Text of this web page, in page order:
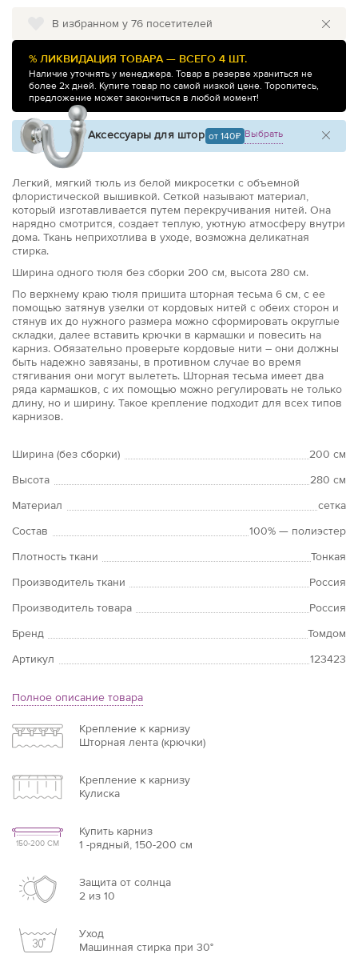
В избранном у 76 посетителей
% ЛИКВИДАЦИЯ ТОВАРА — ВСЕГО 4 ШТ.
Наличие уточнять у менеджера. Товар в резерве храниться не
более 2х дней. Купите товар по самой низкой цене. Торопитесь,
предложение может закончиться в любой момент!
Аксессуары для штор от 140 Выбрать
Легкий, мягкий тюль из белой микросетки с объемной
флористической вышивкой. Сеткой называют материал,
который изготавливается путем перекручивания нитей. Она
нарядно смотрится, создает теплую, уютную атмосферу внутри
дома. Ткань неприхотлива в уходе, возможна деликатная
стирка.
Ширина одного тюля без сборки 200 см, высота 280 см.
По верхнему краю тюля пришита шторная тесьма 6 см, с ее
помощью затянув узелки от кордовых нитей с обеих сторон и
стянув их до нужного размера можно сформировать округлые
складки, далее вставить крючки в кармашки и повесить на
карниз. Обязательно проверьте кордовые нити – они должны
быть надежно завязаны, в противном случае во время
стягивания они могут вылететь. Шторная тесьма имеет два
ряда кармашков, с их помощью можно регулировать не только
длину, но и ширину. Такое крепление подходит для всех типов
карнизов.
Ширина (без сборки)
200 см
Высота
280 см
Материал
сетка
Состав
100% — полиэстер
Плотность ткани
Тонкая
Производитель ткани
Россия
Производитель товара
Россия
Бренд
Томдом
Артикул
123423
Полное описание товара
Крепление к карнизу
Шторная лента (крючки)
Крепление к карнизу
Кулиска
150-200 СМ
Купить карниз
1 -рядный, 150-200 см
Защита от солнца
2 из 10
Уход
Машинная стирка при 30°